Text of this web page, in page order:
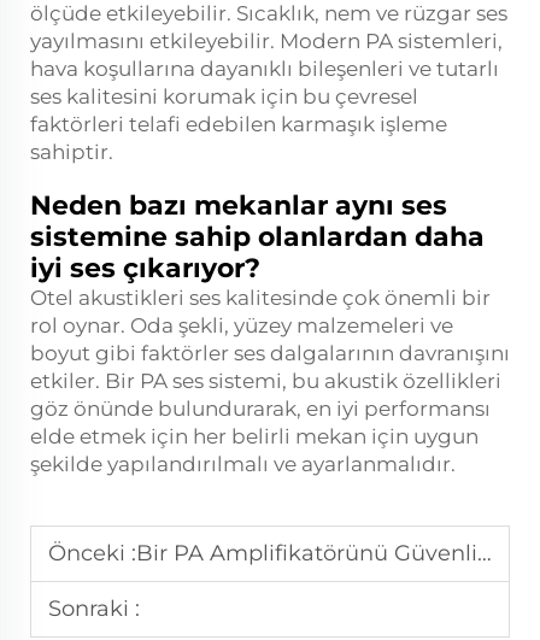
ölçüde etkileyebilir. Sıcaklık, nem ve rüzgar ses
yayılmasını etkileyebilir. Modern PA sistemleri,
hava koşullarına dayanıklı bileşenleri ve tutarlı
ses kalitesini korumak için bu çevresel
faktörleri telafi edebilen karmaşık işleme
sahiptir.
Neden bazı mekanlar aynı ses
sistemine sahip olanlardan daha
iyi ses çıkarıyor?
Otel akustikleri ses kalitesinde çok önemli bir
rol oynar. Oda şekli, yüzey malzemeleri ve
boyut gibi faktörler ses dalgalarının davranışını
etkiler. Bir PA ses sistemi, bu akustik özellikleri
göz önünde bulundurarak, en iyi performansı
elde etmek için her belirli mekan için uygun
şekilde yapılandırılmalı ve ayarlanmalıdır.
Önceki :Bir PA Amplifikatörünü Güvenli ve Etkili Bir Şekilde Nasıl Kurarsınız?
Sonraki :